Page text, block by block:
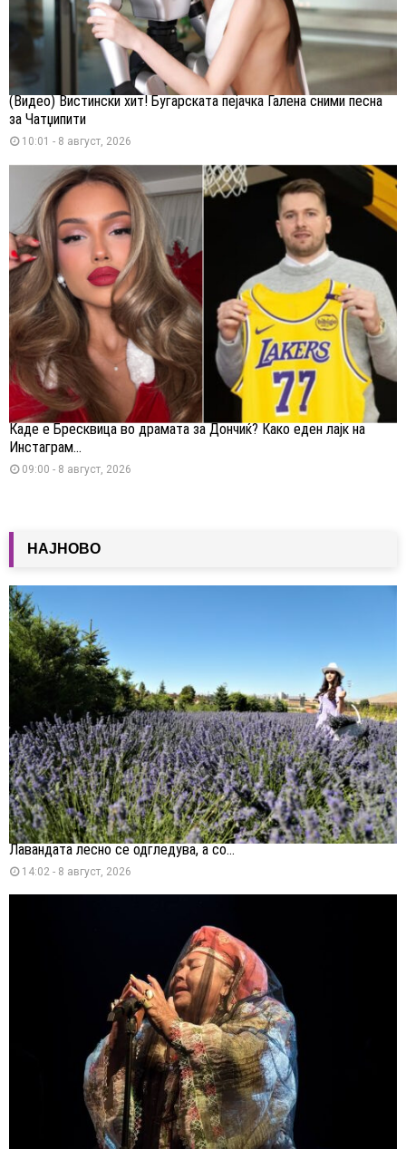
(Видео) Вистински хит! Бугарската пејачка Галена сними песна
за Чатџипити
10:01 - 8 август, 2026
Каде е Бресквица во драмата за Дончиќ? Како еден лајк на
Инстаграм...
09:00 - 8 август, 2026
НАЈНОВО
Лавандата лесно се одгледува, а со...
14:02 - 8 август, 2026